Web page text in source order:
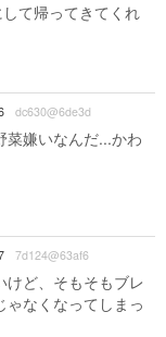
て帰ってきてくれ
dc630@6de3d
菜嫌いなんだ...かわ
7d124@63af6
ど、そもそもブレ
なくなってしまっ